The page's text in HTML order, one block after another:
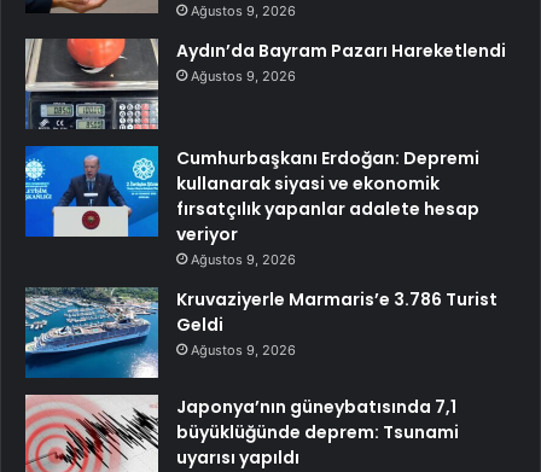
Ağustos 9, 2026
Aydın’da Bayram Pazarı Hareketlendi
Ağustos 9, 2026
Cumhurbaşkanı Erdoğan: Depremi
kullanarak siyasi ve ekonomik
fırsatçılık yapanlar adalete hesap
veriyor
Ağustos 9, 2026
Kruvaziyerle Marmaris’e 3.786 Turist
Geldi
Ağustos 9, 2026
Japonya’nın güneybatısında 7,1
büyüklüğünde deprem: Tsunami
uyarısı yapıldı